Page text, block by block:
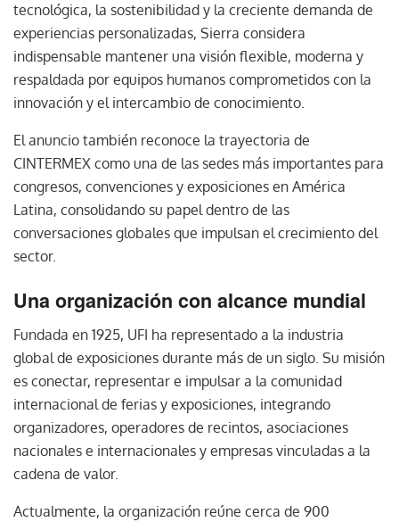
tecnológica, la sostenibilidad y la creciente demanda de
experiencias personalizadas, Sierra considera
indispensable mantener una visión flexible, moderna y
respaldada por equipos humanos comprometidos con la
innovación y el intercambio de conocimiento.
El anuncio también reconoce la trayectoria de
CINTERMEX como una de las sedes más importantes para
congresos, convenciones y exposiciones en América
Latina, consolidando su papel dentro de las
conversaciones globales que impulsan el crecimiento del
sector.
Una organización con alcance mundial
Fundada en 1925, UFI ha representado a la industria
global de exposiciones durante más de un siglo. Su misión
es conectar, representar e impulsar a la comunidad
internacional de ferias y exposiciones, integrando
organizadores, operadores de recintos, asociaciones
nacionales e internacionales y empresas vinculadas a la
cadena de valor.
Actualmente, la organización reúne cerca de 900